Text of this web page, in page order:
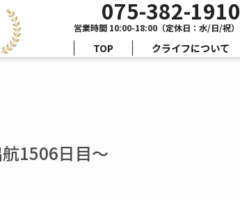
075-382-1910
営業時間 10:00-18:00（定休日：水/日/祝）
TOP クライフについて
1506日目～